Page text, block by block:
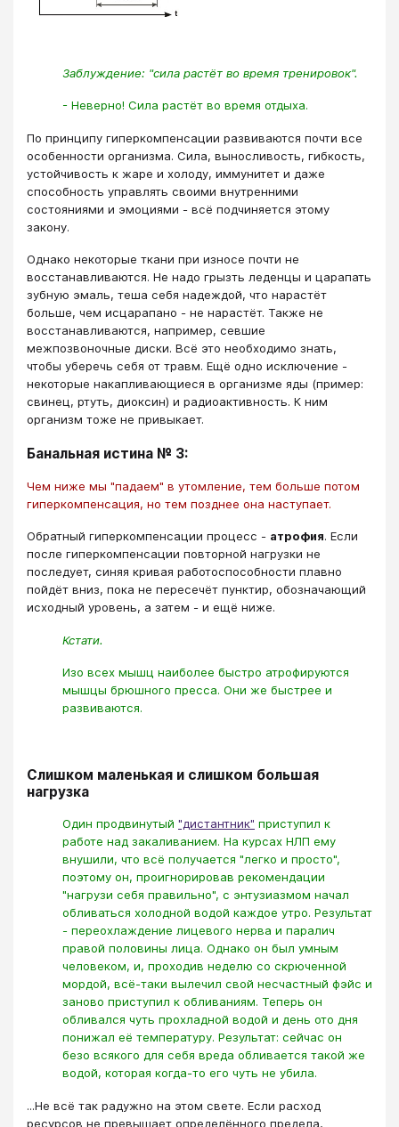
Заблуждение: "сила растёт во время тренировок".
- Неверно! Сила растёт во время отдыха.
По принципу гиперкомпенсации развиваются почти все
особенности организма. Сила, выносливость, гибкость,
устойчивость к жаре и холоду, иммунитет и даже
способность управлять своими внутренними
состояниями и эмоциями - всё подчиняется этому
закону.
Однако некоторые ткани при износе почти не
восстанавливаются. Не надо грызть леденцы и царапать
зубную эмаль, теша себя надеждой, что нарастёт
больше, чем исцарапано - не нарастёт. Также не
восстанавливаются, например, севшие
межпозвоночные диски. Всё это необходимо знать,
чтобы уберечь себя от травм. Ещё одно исключение -
некоторые накапливающиеся в организме яды (пример:
свинец, ртуть, диоксин) и радиоактивность. К ним
организм тоже не привыкает.
Банальная истина № 3:
Чем ниже мы "падаем" в утомление, тем больше потом
гиперкомпенсация, но тем позднее она наступает.
Обратный гиперкомпенсации процесс - атрофия. Если
после гиперкомпенсации повторной нагрузки не
последует, синяя кривая работоспособности плавно
пойдёт вниз, пока не пересечёт пунктир, обозначающий
исходный уровень, а затем - и ещё ниже.
Кстати.
Изо всех мышц наиболее быстро атрофируются
мышцы брюшного пресса. Они же быстрее и
развиваются.
Слишком маленькая и слишком большая
нагрузка
Один продвинутый "дистантник" приступил к
работе над закаливанием. На курсах НЛП ему
внушили, что всё получается "легко и просто",
поэтому он, проигнорировав рекомендации
"нагрузи себя правильно", с энтузиазмом начал
обливаться холодной водой каждое утро. Результат
- переохлаждение лицевого нерва и паралич
правой половины лица. Однако он был умным
человеком, и, проходив неделю со скрюченной
мордой, всё-таки вылечил свой несчастный фэйс и
заново приступил к обливаниям. Теперь он
обливался чуть прохладной водой и день ото дня
понижал её температуру. Результат: сейчас он
безо всякого для себя вреда обливается такой же
водой, которая когда-то его чуть не убила.
...Не всё так радужно на этом свете. Если расход
ресурсов не превышает определённого предела,